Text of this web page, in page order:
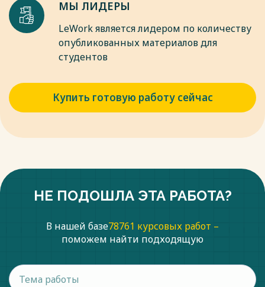
Научный центр «Диспут»- 2018 -С. 117-118.
Весь текст будет доступен
МЫ ЛИДЕРЫ
LeWork является лидером по количеству
опубликованных материалов для
студентов
Купить готовую работу сейчас
НЕ ПОДОШЛА ЭТА РАБОТА?
В нашей базе78761 курсовых работ –
поможем найти подходящую